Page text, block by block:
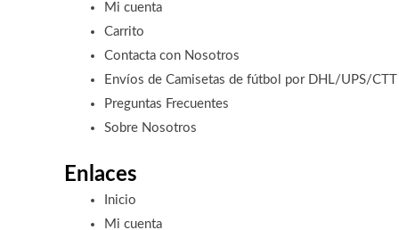
Mi cuenta
Carrito
Contacta con Nosotros
Envíos de Camisetas de fútbol por DHL/UPS/CTT
Preguntas Frecuentes
Sobre Nosotros
Enlaces
Inicio
Mi cuenta